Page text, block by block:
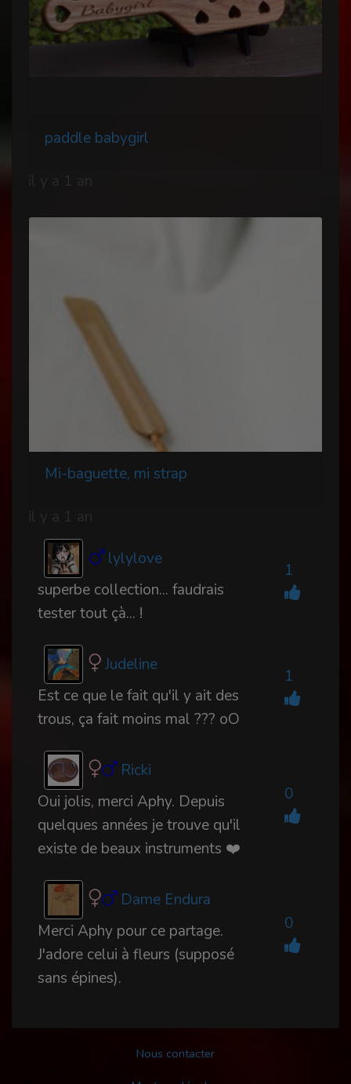
paddle babygirl
Mi-baguette, mi strap
lylylove
superbe collection... faudrais
tester tout çà... !
1
Judeline
Est ce que le fait qu'il y ait des
trous, ça fait moins mal ??? oO
1
Ricki
Oui jolis, merci Aphy. Depuis
quelques années je trouve qu'il
existe de beaux instruments ❤️
0
Dame Endura
Merci Aphy pour ce partage.
J'adore celui à fleurs (supposé
sans épines).
0
Nous contacter